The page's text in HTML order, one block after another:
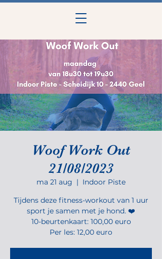
Woof Work Out
21/08/2023
ma 21 aug
  |
Indoor Piste
Tijdens deze fitness-workout van 1 uur
sport je samen met je hond. ❤️
10-beurtenkaart: 100,00 euro
Per les: 12,00 euro